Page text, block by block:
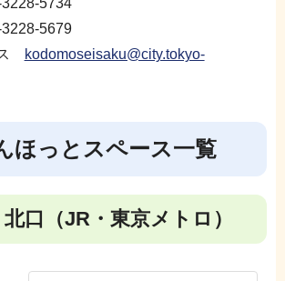
5679
kodomoseisaku@city.tokyo-
ほっとスペース一覧
口（JR・東京メトロ）